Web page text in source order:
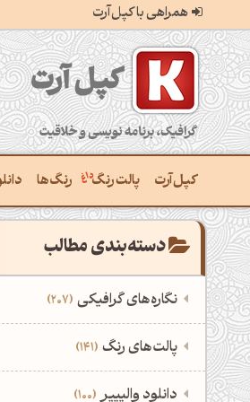
همراهی با کپل‌آرت
کپل‌آرت؛ گرافیک، برنامه‌نویسی و خلاقیت
کپل‌آرت پالت رنگ رنگ‌ها
دسته‌بندی مطالب
نگاره‌های گرافیکی 207
‌همه دسته‌بندی‌های نگاره‌های
نمایش همه نگاره‌ها
‌پالت‌های رنگ 141
‌همه دسته‌بندی‌های پالت‌های رنگ
‌دانلود والپیپر 100